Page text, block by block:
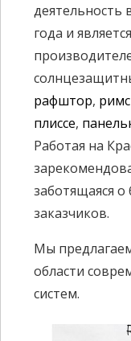
6
7
8
9
0
6
7
8
9
0
деятельность
года и
рафштор,
плиссе,
Работая на
заботящаяся о
заказчиков.
Мы
области
систем.